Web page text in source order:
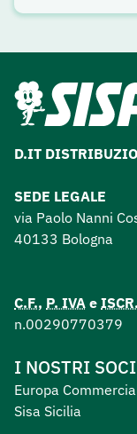
D.IT
SEDE LEGALE
via Paolo Nanni
40133 Bologna
C.F., P. IVA e
n.00290770379
I NOSTRI SOCI
Europa
Sisa Sicilia